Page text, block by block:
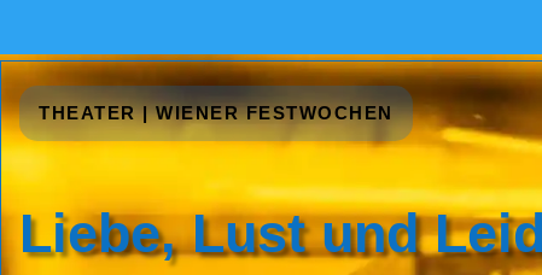
THEATER|WIENER FESTWOCHEN
Liebe, Lust und